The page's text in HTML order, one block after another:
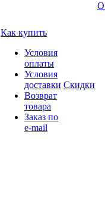
Как купить
Условия
оплаты
Условия
доставки
Возврат
товара
Заказ по
e-mail
Скидки
О